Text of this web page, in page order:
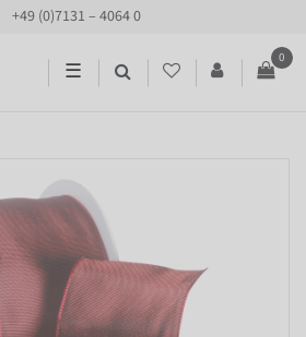
+49 (0)7131 – 4064 0
☰
0